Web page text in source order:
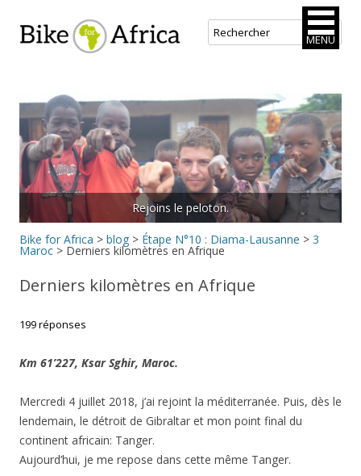
Bike for Africa
contenu
principal
Rejoins le peloton.
Bike for Africa > blog > Étape N°10 : Diama-Lausanne > 3
Maroc > Derniers kilomètres en Afrique
Derniers kilomètres en Afrique
199 réponses
Km 61’227, Ksar Sghir, Maroc.
Mercredi 4 juillet 2018, j’ai rejoint la méditerranée. Puis, dès le
lendemain, le détroit de Gibraltar et mon point final du
continent africain: Tanger.
Aujourd’hui, je me repose dans cette même Tanger.
MENU